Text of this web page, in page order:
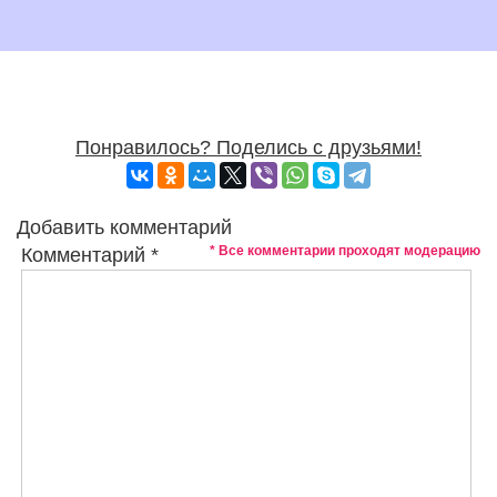
Понравилось? Поделись с друзьями!
Добавить комментарий
* Все комментарии проходят модерацию
Комментарий*